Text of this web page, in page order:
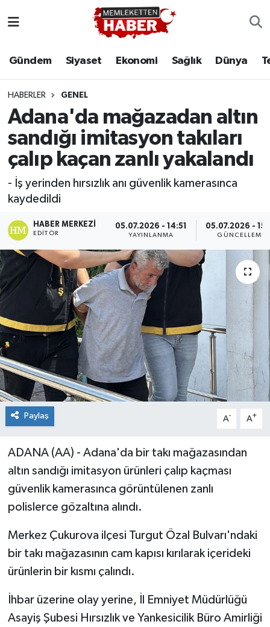
Gündem Siyaset Ekonomi Sağlık Dünya
HABERLER GENEL
Adana'da mağazadan altın
sandığı imitasyon takıları
çalıp kaçan zanlı yakalandı
- İş yerinden hırsızlık anı güvenlik kamerasınca
kaydedildi
HABER MERKEZI
EDITÖR
05.07.2026 - 14:51
YAYINLANMA
05.07.2026 -
GÜNCELLEME
Paylaş A- A+
ADANA (AA) - Adana'da bir takı mağazasından
altın sandığı imitasyon ürünleri çalıp kaçması
güvenlik kamerasınca görüntülenen zanlı
polislerce gözaltına alındı.
Merkez Çukurova ilçesi Turgut Özal Bulvarı'ndaki
bir takı mağazasının cam kapısı kırılarak içerideki
ürünlerin bir kısmı çalındı.
İhbar üzerine olay yerine, İl Emniyet Müdürlüğü
Asayiş Şubesi Hırsızlık ve Yankesicilik Büro Amirliği